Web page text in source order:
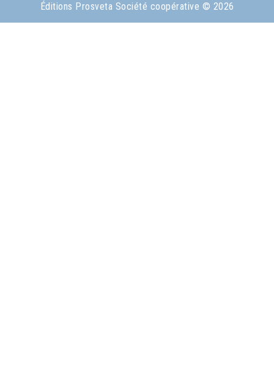
Éditions Prosveta Société coopérative © 2026